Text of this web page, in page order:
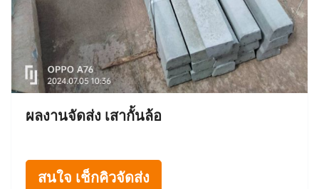
ผลงานจัดส่ง เสากั้นล้อ
สนใจ เช็กคิวจัดส่ง